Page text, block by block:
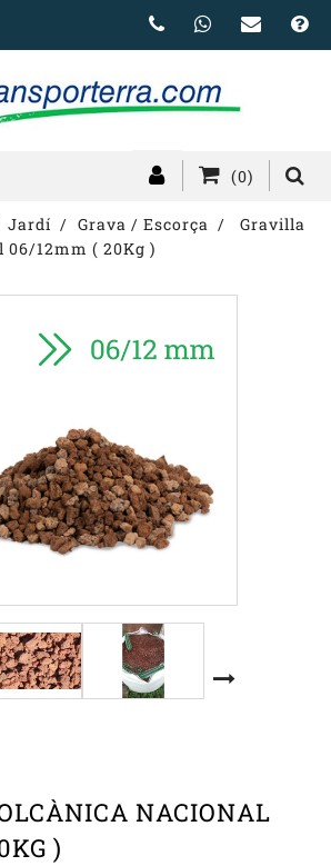
(0)
Jardí Grava / Escorça
Gravilla
12mm ( 20Kg )
NACIONAL
)